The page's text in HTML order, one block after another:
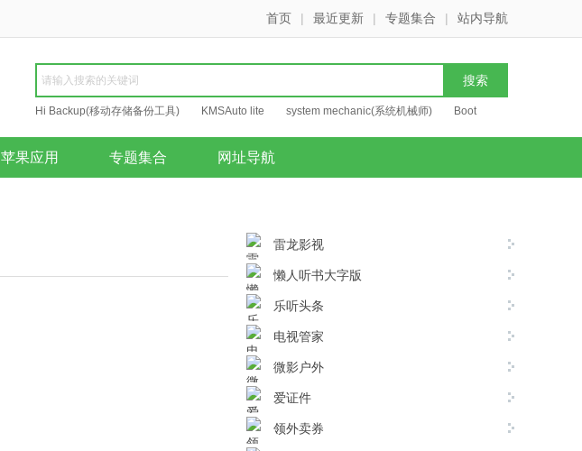
首页 | 最近更新 | 专题集合 | 站内导航
Hi Backup(移动存储备份工具) KMSAuto lite system mechanic(系统机械师) Boot
Repair
苹果应用 专题集合 网址导航
雷龙影视
懒人听书大字版
乐听头条
电视管家
微影户外
爱证件
领外卖券